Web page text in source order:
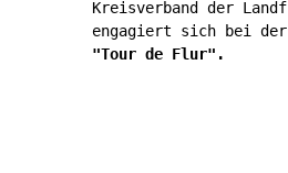
Kreisverband der
engagiert sich bei der
"Tour de Flur".